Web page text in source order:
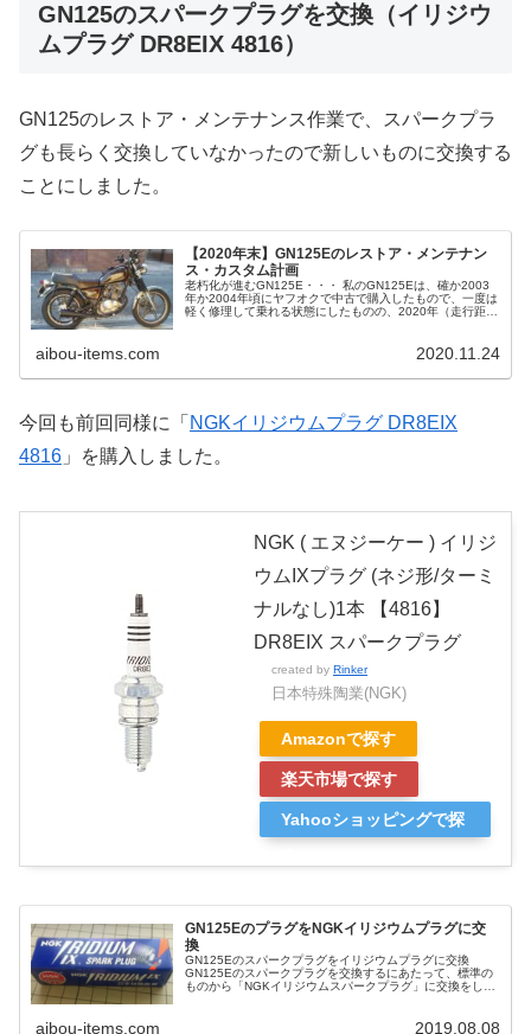
GN125のスパークプラグを交換（イリジウ
ムプラグ DR8EIX 4816）
GN125のレストア・メンテナンス作業で、スパークプラ
グも長らく交換していなかったので新しいものに交換する
ことにしました。
【2020年末】GN125Eのレストア・メンテナン
ス・カスタム計画
老朽化が進むGN125E・・・ 私のGN125Eは、確か2003
年か2004年頃にヤフオクで中古で購入したもので、一度は
軽く修理して乗れる状態にしたものの、2020年（走行距離
aibou-items.com 2020.11.24
今回も前回同様に「 NGKイリジウムプラグ DR8EIX
4816 」を購入しました。
NGK ( エヌジーケー ) イリジ
ウムIXプラグ (ネジ形/ターミ
ナルなし)1本 【4816】
DR8EIX スパークプラグ
created by Rinker
日本特殊陶業(NGK)
Amazonで探す
楽天市場で探す
Yahooショッピングで探
GN125EのプラグをNGKイリジウムプラグに交
換
GN125Eのスパークプラグをイリジウムプラグに交換
GN125Eのスパークプラグを交換するにあたって、標準の
ものから「NGKイリジウムスパークプラグ」に交換をしま
aibou-items.com 2019.08.08